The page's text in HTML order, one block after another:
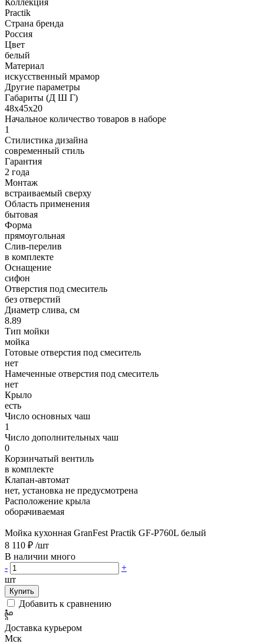
Practik
Страна бренда
Россия
Цвет
белый
Материал
искусственный мрамор
Другие параметры
Габариты (Д Ш Г)
48х45х20
Начальное количество товаров в наборе
1
Стилистика дизайна
современный стиль
Гарантия
2 года
Монтаж
встраиваемый сверху
Область применения
бытовая
Форма
прямоугольная
Слив-перелив
в комплекте
Оснащение
сифон
Отверстия под смеситель
без отверстий
Диаметр слива, см
8.89
Тип мойки
мойка
Готовые отверстия под смеситель
нет
Намеченные отверстия под смеситель
нет
Крыло
есть
Число основных чаш
1
Число дополнительных чаш
0
Корзинчатый вентиль
в комплекте
Клапан-автомат
нет, установка не предусмотрена
Расположение крыла
оборачиваемая
Мойка кухонная GranFest Practik GF-P760L белый
8 110 ₽ /шт
В наличии много
-
+
шт
Купить
Добавить к сравнению
Доставка курьером
Мск